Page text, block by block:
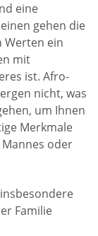
eine
gehen die
Werten ein
mit
ist. Afro-
nicht, was
um Ihnen
Merkmale
oder
Familie